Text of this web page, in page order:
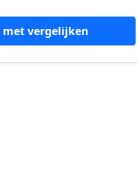
vergelijken